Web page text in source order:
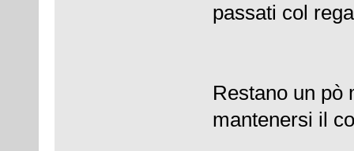
passati col
Restano un pò
mantenersi il